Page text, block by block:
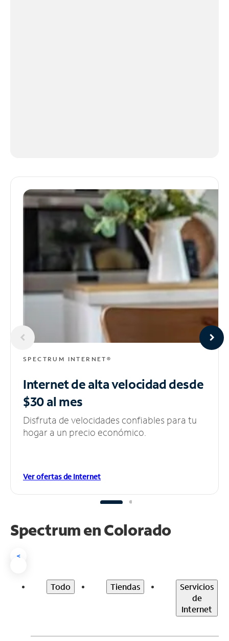
SPECTRUM INTERNET®
Internet de alta velocidaddesde
$30 al mes
Disfruta de velocidades confiables para tu
hogar a un precio económico.
Ver ofertas de Internet
Spectrum enColorado
<
Todo Tiendas
Servicios
de
Internet